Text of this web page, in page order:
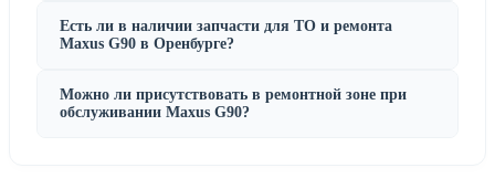
Есть ли в наличии запчасти для ТО и ремонта
Maxus G90 в Оренбурге?
Можно ли присутствовать в ремонтной зоне при
обслуживании Maxus G90?